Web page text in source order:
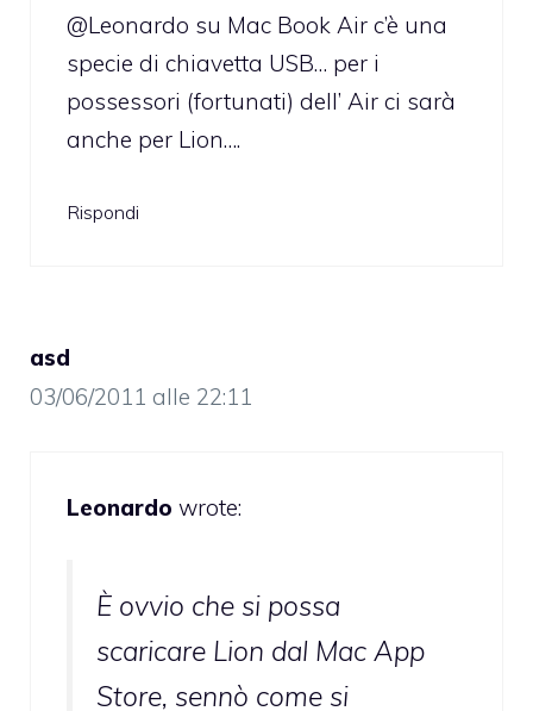
@Leonardo su Mac Book Air c’è una
specie di chiavetta USB… per i
possessori (fortunati) dell’ Air ci sarà
anche per Lion….
Rispondi
asd
03/06/2011 alle 22:11
Leonardo wrote:
È ovvio che si possa
scaricare Lion dal Mac App
Store, sennò come si